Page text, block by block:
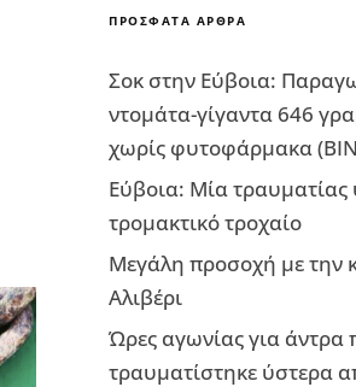
ΠΡΌΣΦΑΤΑ ΆΡΘΡΑ
Σοκ στην Εύβοια:
ντομάτα-γίγαντα 646
χωρίς φυτοφάρμακα
Εύβοια: Μία
τρομακτικό τροχαίο
Μεγάλη προσοχή με την
Αλιβέρι
Ώρες αγωνίας για άντρα
τραυματίστηκε ύστερα